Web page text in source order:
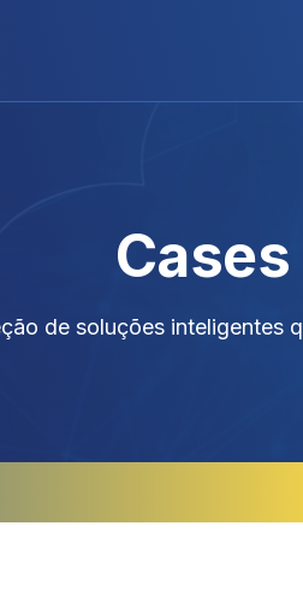
de soluções inteligentes